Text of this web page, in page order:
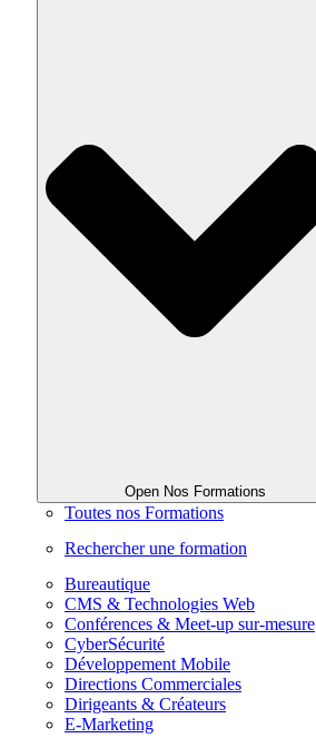
Open Nos Formations
Toutes nos Formations
Rechercher une formation
Bureautique
CMS & Technologies Web
Conférences & Meet-up sur-mesure
CyberSécurité
Développement Mobile
Directions Commerciales
Dirigeants & Créateurs
E-Marketing